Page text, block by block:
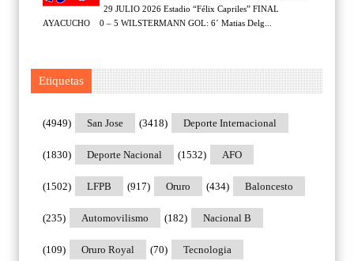
29 JULIO 2026 Estadio “Félix Capriles” FINAL
AYACUCHO 0 – 5 WILSTERMANN GOL: 6´ Matias Delg...
Etiquetas
San Jose
(4949) Deporte Internacional
(3418)
Deporte Nacional
(1830) AFO
(1532)
LFPB
(1502) Oruro
(917) Baloncesto
(434)
Automovilismo
(235) Nacional B
(182)
Oruro Royal
(109) Tecnologia
(70)